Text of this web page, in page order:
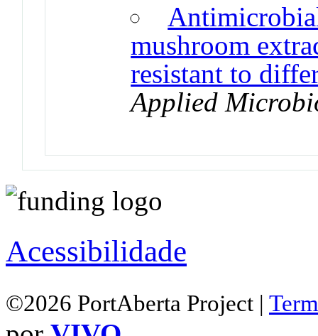
mushroom
resistant to
Applied
Acessibilidade
©2026 PortAberta Project |